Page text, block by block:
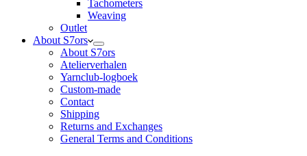
Tachometers
Weaving
Outlet
About S7ors
About S7ors
Atelierverhalen
Yarnclub-logboek
Custom-made
Contact
Shipping
Returns and Exchanges
General Terms and Conditions